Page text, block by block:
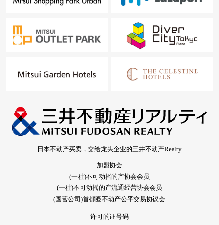
日本不动产买卖，交给龙头企业的三井不动产Realty
加盟协会
(一社)不可动摇的产协会会员
(一社)不可动摇的产流通经营协会会员
(国营公司)首都圈不动产公平交易协议会
许可的证号码